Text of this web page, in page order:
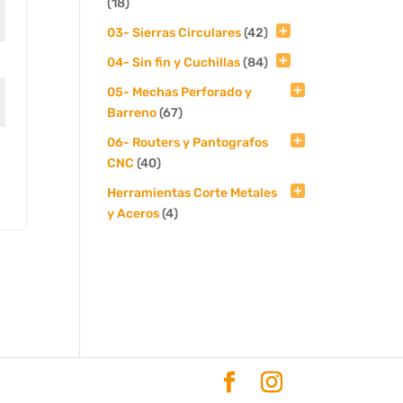
(18)
03- Sierras Circulares(42)
04- Sin fin y Cuchillas(84)
05- Mechas Perforado y
Barreno(67)
06- Routers y Pantografos
CNC (40)
Herramientas Corte Metales
y Aceros(4)